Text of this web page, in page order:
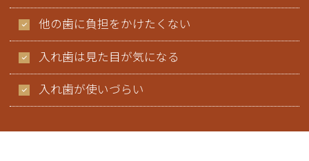
他の歯に負担をかけたくない
入れ歯は見た目が気になる
入れ歯が使いづらい